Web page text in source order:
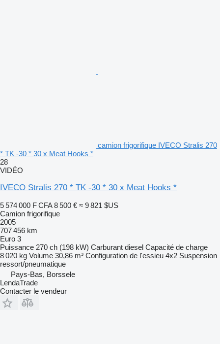
camion frigorifique IVECO Stralis 270
* TK -30 * 30 x Meat Hooks *
28
VIDÉO
IVECO Stralis 270 * TK -30 * 30 x Meat Hooks *
5 574 000 F CFA 8 500 € ≈ 9 821 $US
Camion frigorifique
2005
707 456 km
Euro 3
Puissance 270 ch (198 kW) Carburant diesel Capacité de charge
8 020 kg Volume 30,86 m³ Configuration de l'essieu 4x2 Suspension
ressort/pneumatique
Pays-Bas, Borssele
LendaTrade
Contacter le vendeur